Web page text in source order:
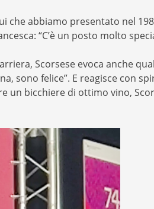
che abbiamo presentato nel
“C’è un posto molto
Scorsese evoca anche
sono felice”. E reagisce con
un bicchiere di ottimo vino,